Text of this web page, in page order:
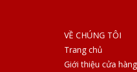
VỀ CHÚNG TÔI
Trang chủ
Giới thiệu cửa hàng